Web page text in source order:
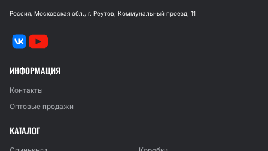
Россия, Московская обл., г. Реутов, Коммунальный проезд, 11
ИНФОРМАЦИЯ
Контакты
Оптовые продажи
КАТАЛОГ